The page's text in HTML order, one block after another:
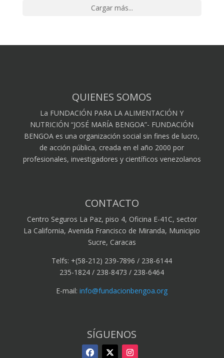
Cargar más...
QUIENES SOMOS
La FUNDACIÓN PARA LA ALIMENTACIÓN Y
NUTRICIÓN “JOSÉ MARÍA BENGOA”- FUNDACIÓN
BENGOA es una organización social sin fines de lucro,
de acción pública, creada en el año 2000 por
profesionales, investigadores y científicos venezolanos
CONTACTO
Centro Seguros La Paz, piso 4, Oficina E-41C, sector
La California, Avenida Francisco de Miranda, Municipio
Sucre, Caracas
Telfs: +(58-212) 239-7896 / 238-6144
235-1824 / 238-8473 / 238-6464
E-mail:info@fundacionbengoa.org
SÍGUENOS